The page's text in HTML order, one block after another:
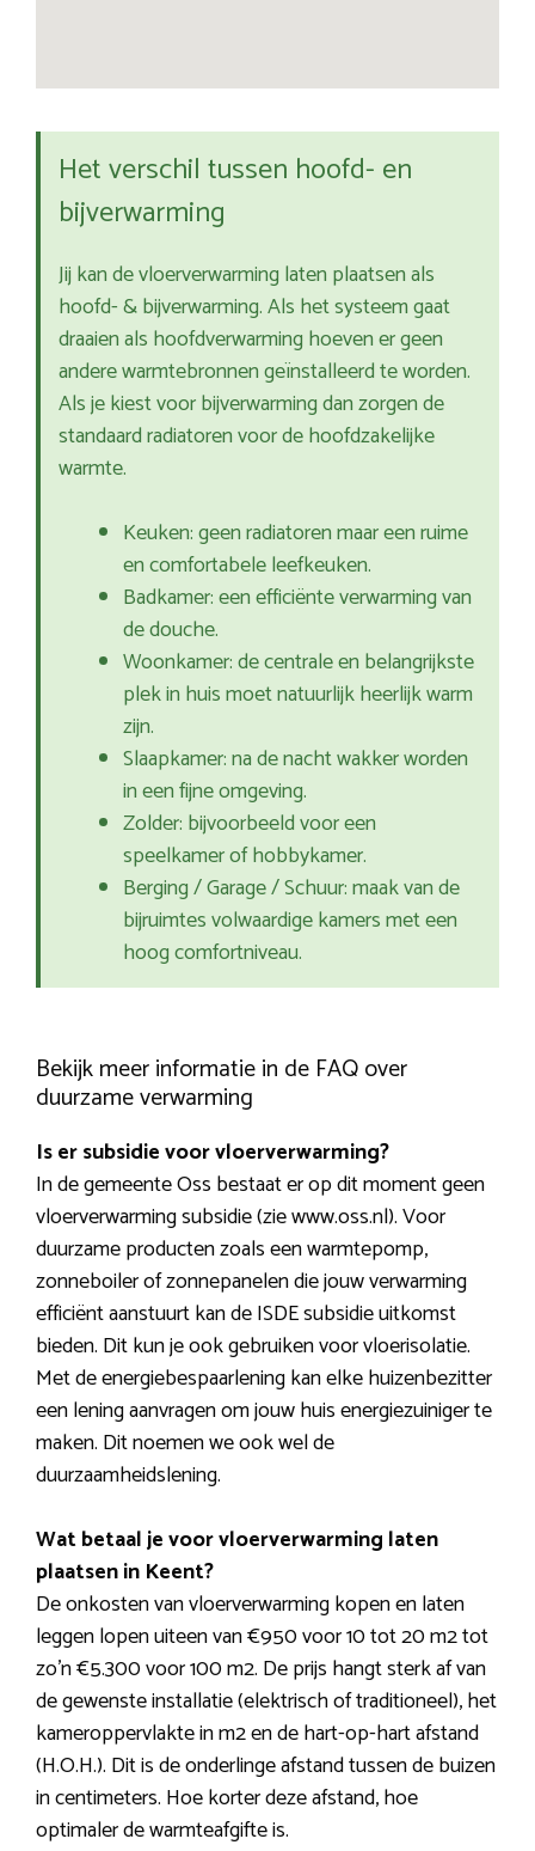
Het verschil tussen hoofd- en
bijverwarming
Jij kan de vloerverwarming laten plaatsen als
hoofd- & bijverwarming. Als het systeem gaat
draaien als hoofdverwarming hoeven er geen
andere warmtebronnen geïnstalleerd te worden.
Als je kiest voor bijverwarming dan zorgen de
standaard radiatoren voor de hoofdzakelijke
warmte.
Keuken: geen radiatoren maar een ruime
en comfortabele leefkeuken.
Badkamer: een efficiënte verwarming van
de douche.
Woonkamer: de centrale en belangrijkste
plek in huis moet natuurlijk heerlijk warm
zijn.
Slaapkamer: na de nacht wakker worden
in een fijne omgeving.
Zolder: bijvoorbeeld voor een
speelkamer of hobbykamer.
Berging / Garage / Schuur: maak van de
bijruimtes volwaardige kamers met een
hoog comfortniveau.
Bekijk meer informatie in de FAQ over
duurzame verwarming
Is er subsidie voor vloerverwarming?
In de gemeente Oss bestaat er op dit moment geen
vloerverwarming subsidie (zie www.oss.nl). Voor
duurzame producten zoals een warmtepomp,
zonneboiler of zonnepanelen die jouw verwarming
efficiënt aanstuurt kan de ISDE subsidie uitkomst
bieden. Dit kun je ook gebruiken voor vloerisolatie.
Met de energiebespaarlening kan elke huizenbezitter
een lening aanvragen om jouw huis energiezuiniger te
maken. Dit noemen we ook wel de
duurzaamheidslening.
Wat betaal je voor vloerverwarming laten
plaatsen in Keent?
De onkosten van vloerverwarming kopen en laten
leggen lopen uiteen van €950 voor 10 tot 20 m2 tot
zo’n €5.300 voor 100 m2. De prijs hangt sterk af van
de gewenste installatie (elektrisch of traditioneel), het
kameroppervlakte in m2 en de hart-op-hart afstand
(H.O.H.). Dit is de onderlinge afstand tussen de buizen
in centimeters. Hoe korter deze afstand, hoe
optimaler de warmteafgifte is.